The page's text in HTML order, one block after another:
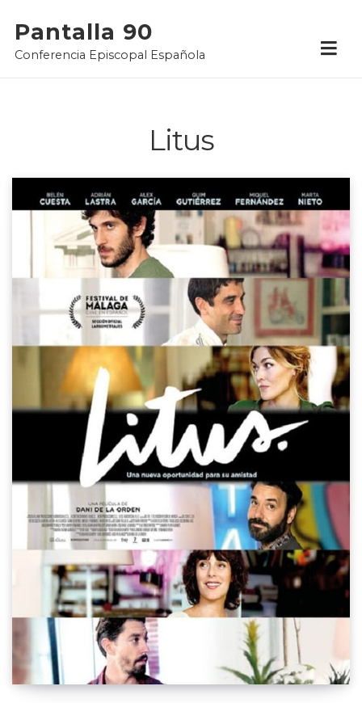
content
Pantalla 90
Conferencia Episcopal Española
Litus